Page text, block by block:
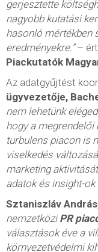
gerjesztette
nagyobb kutatási
hasonló mértékben
eredményekre.”–
Piackutatók
Az adatgyűjtést
ügyvezetője,
nem lehetünk
hogy a
turbulens piacon is
viselkedés
marketing
adatok és insight-ok
Sztaniszláv
nemzetköziPR
választások éve a
környezetvédelmi